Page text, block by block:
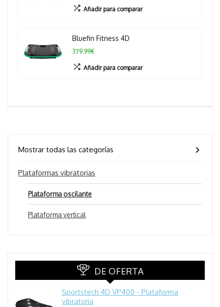
Añadir para comparar
Bluefin Fitness 4D
379.99€
Añadir para comparar
Mostrar todas las categorías
Plataformas vibratorias
Plataforma oscilante
Plataforma vertical
DE OFERTA
Sportstech 4D VP400 - Plataforma
vibratoria